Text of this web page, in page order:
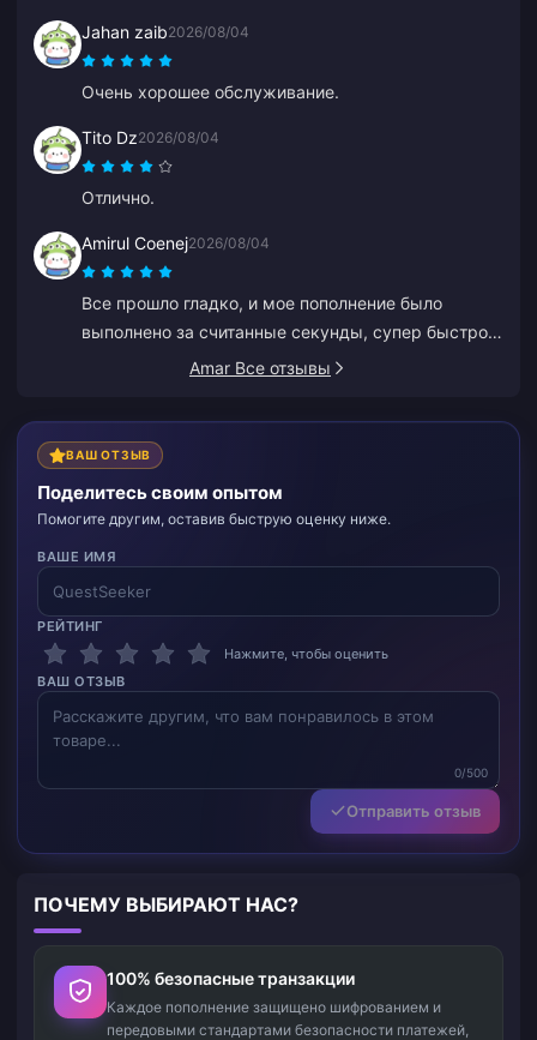
Jahan zaib2026/08/04
Очень хорошее обслуживание.
Tito Dz2026/08/04
Отлично.
Amirul Coenej2026/08/04
Все прошло гладко, и мое пополнение было
выполнено за считанные секунды, супер быстро и
Amar Все отзывы
ВАШ ОТЗЫВ
Поделитесь своим опытом
Помогите другим, оставив быструю оценку ниже.
ВАШЕ ИМЯ
РЕЙТИНГ
Нажмите, чтобы оценить
ВАШ ОТЗЫВ
0/500
Отправить отзыв
ПОЧЕМУ ВЫБИРАЮТ НАС?
100% безопасные транзакции
Каждое пополнение защищено шифрованием и
передовыми стандартами безопасности платежей,